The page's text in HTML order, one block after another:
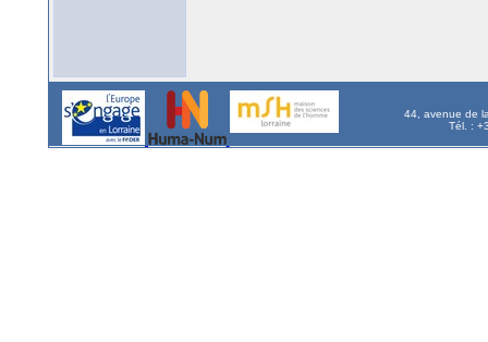
44, avenue de
Tél. :